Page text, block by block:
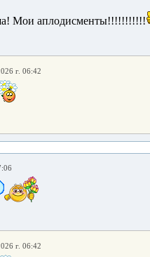
Мои аплодисменты!!!!!!!!!!!
г. 06:42
г. 06:42